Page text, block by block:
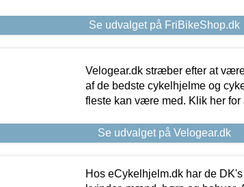
Se udvalget på FriBikeShop.dk
Velogear.dk stræber efter at
af de bedste cykelhjelme og
fleste kan være med. Klik her for
Se udvalget på Velogear.dk
Hos eCykelhjelm.dk har de